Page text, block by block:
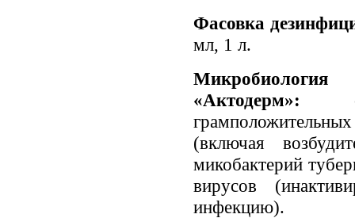
Фасовка
мл, 1 л.
«Актодерм»:
(включая
микобактерий
вирусов
инфекцию).